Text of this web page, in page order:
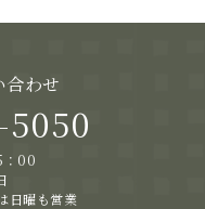
合わせ
：00
日曜も営業